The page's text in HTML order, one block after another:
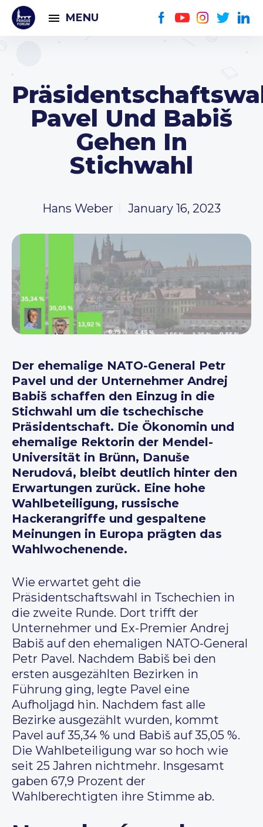
MENU
Pavel Und Babiš
Gehen In
Stichwahl
Hans Weber January 16, 2023
Der ehemalige NATO-General Petr
Pavel und der Unternehmer Andrej
Babiš schaffen den Einzug in die
Stichwahl um die tschechische
Präsidentschaft. Die Ökonomin und
ehemalige Rektorin der Mendel-
Universität in Brünn, Danuše
Nerudová, bleibt deutlich hinter den
Erwartungen zurück. Eine hohe
Wahlbeteiligung, russische
Hackerangriffe und gespaltene
Meinungen in Europa prägten das
Wahlwochenende.
Wie erwartet geht die
Präsidentschaftswahl in Tschechien in
die zweite Runde. Dort trifft der
Unternehmer und Ex-Premier Andrej
Babiš auf den ehemaligen NATO-General
Petr Pavel. Nachdem Babiš bei den
ersten ausgezählten Bezirken in
Führung ging, legte Pavel eine
Aufholjagd hin. Nachdem fast alle
Bezirke ausgezählt wurden, kommt
Pavel auf 35,34 % und Babiš auf 35,05 %.
Die Wahlbeteiligung war so hoch wie
seit 25 Jahren nichtmehr. Insgesamt
gaben 67,9 Prozent der
Wahlberechtigten ihre Stimme ab.